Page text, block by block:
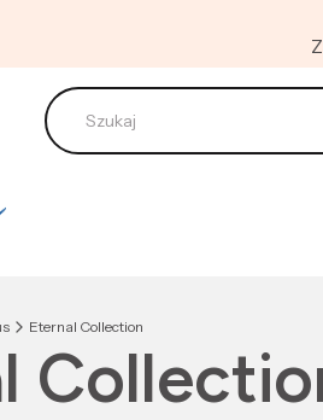
Eternal Collection